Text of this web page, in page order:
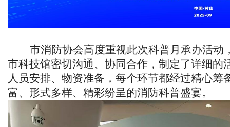
市消防协会高度重视此次科普月 承办活动
市科技馆密切沟通、协同合作，制定了详细的
人员安排、物资准备，每个环节都经过精心
富、形式多样、精彩纷呈的消防科普盛宴。